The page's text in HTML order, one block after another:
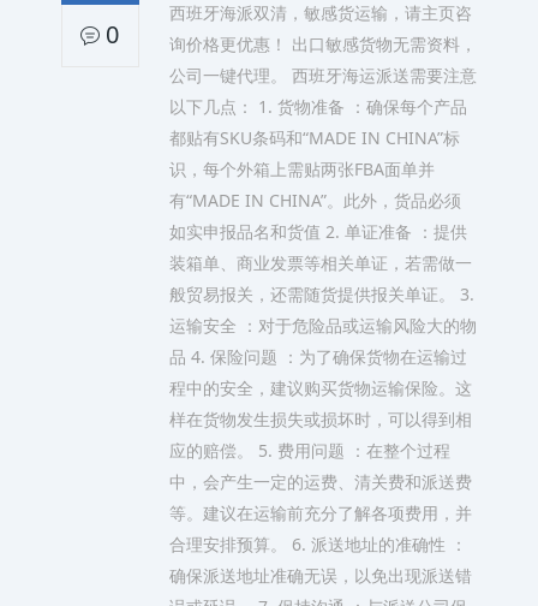
0
西班牙海派双清，敏感货运输，请主页咨
询价格更优惠！ 出口敏感货物无需资料，
公司一键代理。 西班牙海运派送需要注意
以下几点： 1. 货物准备 ：确保每个产品
都贴有SKU条码和“MADE IN CHINA”标
识，每个外箱上需贴两张FBA面单并
有“MADE IN CHINA”。此外，货品必须
如实申报品名和货值 2. 单证准备 ：提供
装箱单、商业发票等相关单证，若需做一
般贸易报关，还需随货提供报关单证。 3.
运输安全 ：对于危险品或运输风险大的物
品 4. 保险问题 ：为了确保货物在运输过
程中的安全，建议购买货物运输保险。这
样在货物发生损失或损坏时，可以得到相
应的赔偿。 5. 费用问题 ：在整个过程
中，会产生一定的运费、清关费和派送费
等。建议在运输前充分了解各项费用，并
合理安排预算。 6. 派送地址的准确性 ：
确保派送地址准确无误，以免出现派送错